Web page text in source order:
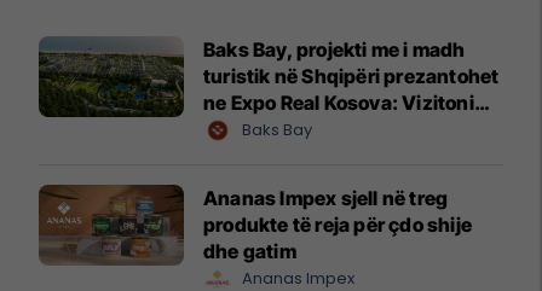
Baks Bay, projekti me i madh
turistik në Shqipëri prezantohet
ne Expo Real Kosova: Vizitoni
shtandin dhe zbuloni
Baks Bay
Ananas Impex sjell në treg
produkte të reja për çdo shije
dhe gatim
Ananas Impex